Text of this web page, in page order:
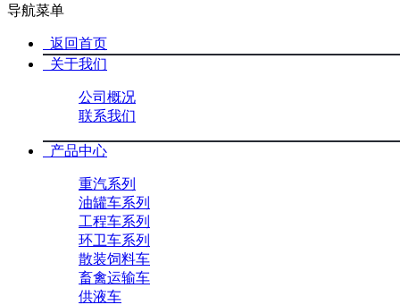
导航菜单
返回首页
关于我们
公司概况
联系我们
产品中心
重汽系列
油罐车系列
工程车系列
环卫车系列
散装饲料车
畜禽运输车
供液车